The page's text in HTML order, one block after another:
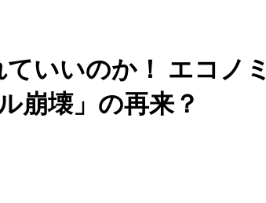
いいのか！ エコノミ
崩壊」の再来？